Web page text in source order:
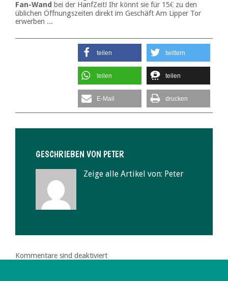
Fan-Wand bei der HanfZeit! Ihr könnt sie für 15€ zu den
üblichen Öffnungszeiten direkt im Geschäft Am Lipper Tor
erwerben ...
teilen twittern
teilen teilen
E-Mail drucken
GESCHRIEBEN VON PETER
Zeige alle Artikel von: Peter
Kommentare sind deaktiviert